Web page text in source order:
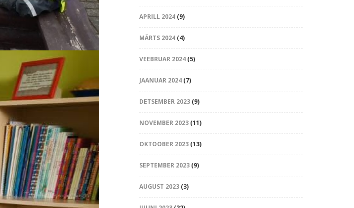
APRILL 2024(9)
MÄRTS 2024(4)
VEEBRUAR 2024(5)
JAANUAR 2024(7)
DETSEMBER 2023(9)
NOVEMBER 2023(11)
OKTOOBER 2023(13)
SEPTEMBER 2023(9)
AUGUST 2023(3)